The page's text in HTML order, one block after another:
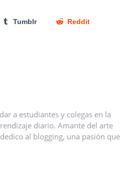
Tumblr Reddit
a estudiantes y colegas en la
diario. Amante del arte
al blogging, una pasión que